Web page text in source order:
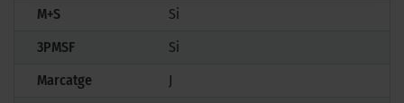
M+S
Si
3PMSF
Si
Marcatge
J